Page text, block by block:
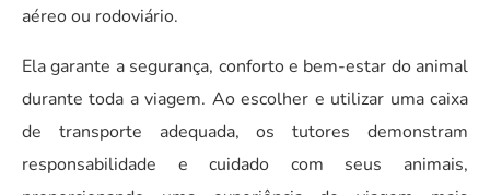
aéreo ou rodoviário.
Ela garante a segurança, conforto e bem-estar do animal
durante toda a viagem. Ao escolher e utilizar uma caixa
de transporte adequada, os tutores demonstram
responsabilidade e cuidado com seus animais,